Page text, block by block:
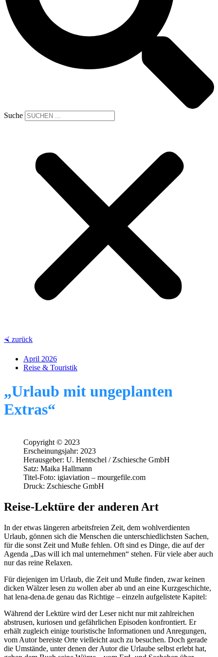
Suche
⮘ zurück
April 2026
Reise & Touristik
„Urlaub mit ungeplanten
Extras“
Copyright © 2023
Erscheinungsjahr: 2023
Herausgeber: U. Hentschel / Zschiesche GmbH
Satz: Maika Hallmann
Titel-Foto: igiaviation – mourgefile.com
Druck: Zschiesche GmbH
Reise-Lektüre der anderen Art
In der etwas längeren arbeitsfreien Zeit, dem wohlverdienten
Urlaub, gönnen sich die Menschen die unterschiedlichsten Sachen,
für die sonst Zeit und Muße fehlen. Oft sind es Dinge, die auf der
Agenda „Das will ich mal unternehmen“ stehen. Für viele aber auch
nur das reine Relaxen.
Für diejenigen im Urlaub, die Zeit und Muße finden, zwar keinen
dicken Wälzer lesen zu wollen aber ab und an eine Kurzgeschichte,
hat lena-dena.de genau das Richtige – einzeln aufgelistete Kapitel:
Während der Lektüre wird der Leser nicht nur mit zahlreichen
abstrusen, kuriosen und gefährlichen Episoden konfrontiert. Er
erhält zugleich einige touristische Informationen und Anregungen,
vom Autor bereiste Orte vielleicht auch zu besuchen. Doch gerade
die Umstände, unter denen der Autor die Urlaube selbst erlebt hat,